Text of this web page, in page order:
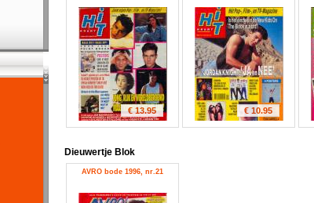
€ 13.95 € 10.95
Dieuwertje Blok
AVRO bode 1996, nr.21